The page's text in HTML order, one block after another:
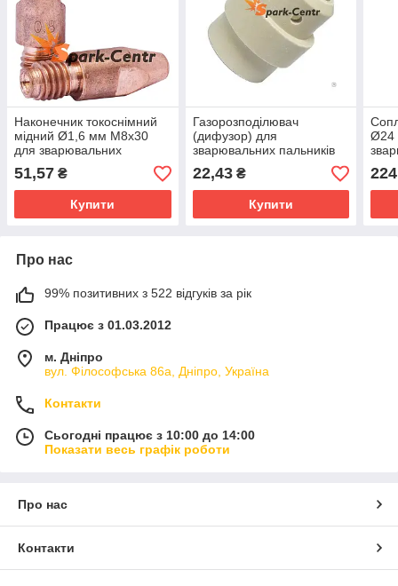
Наконечник токоснімний
мідний Ø1,6 мм М8х30
для зварювальних
(MIG/MAG)
51,57 ₴
Купити
Газорозподілювач
(дифузор) для
зварювальних пальників
22,43₴
Купити
Ø24
Про нас
99% позитивних з 522 відгуків за рік
Працює з 01.03.2012
м. Дніпро
вул. Філософська 86а, Дніпро, Україна
Контакти
Сьогодні працює з 10:00 до 14:00
Показати весь графік роботи
Про нас
Контакти